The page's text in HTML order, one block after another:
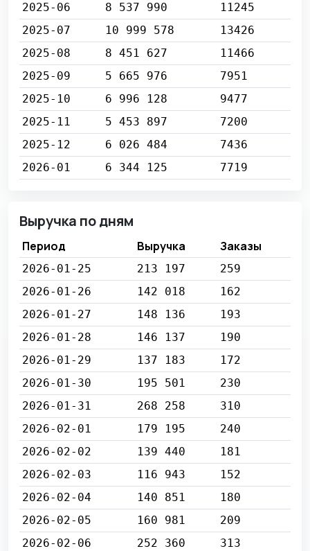
2025-06
8 537 990
11245
2025-07
10 999 578
13426
2025-08
8 451 627
11466
2025-09
5 665 976
7951
2025-10
6 996 128
9477
2025-11
5 453 897
7200
2025-12
6 026 484
7436
2026-01
6 344 125 7719
Выручка по дням
Период Выручка Заказы
2026-01-25 213 197
259
2026-01-26
142 018
162
2026-01-27
148 136
193
2026-01-28
146 137
190
2026-01-29
137 183
172
2026-01-30
195 501
230
2026-01-31
268 258
310
2026-02-01
179 195
240
2026-02-02
139 440
181
2026-02-03
116 943
152
2026-02-04
140 851
180
2026-02-05
160 981
209
2026-02-06
252 360
313